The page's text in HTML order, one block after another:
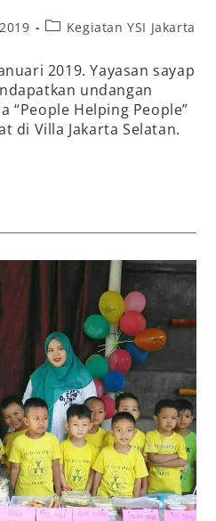
Kegiatan YSI Jakarta
2019. Yayasan sayap
undangan
“People Helping People”
di Villa Jakarta Selatan.